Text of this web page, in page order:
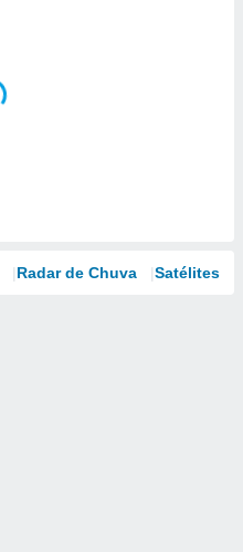
Radar de Chuva Satélites